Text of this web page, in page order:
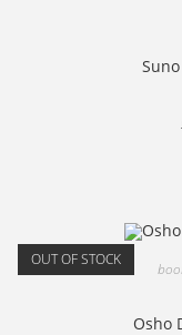
Suno
OUT OF STOCK
Osho